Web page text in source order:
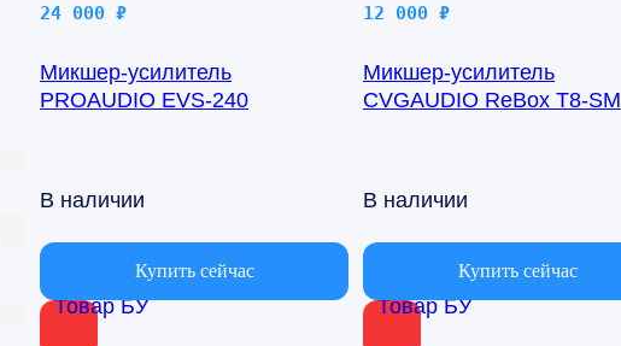
Товар БУ
24 000 ₽
Микшер-усилитель
PROAUDIO EVS-240
В наличии
Купить сейчас
Товар БУ
12 000 ₽
Микшер-усилитель
CVGAUDIO ReBox T8-SM
В наличии
Купить сейчас